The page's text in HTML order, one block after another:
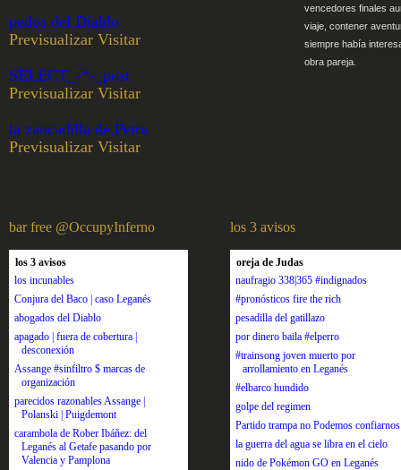
pedos del Diablo
Previsualizar Visitar
SELECT_-*-_post
Previsualizar Visitar
la zancadilla de Petra
Previsualizar Visitar
vencedores finales
viaje, contener
siempre había
obra pareja.
bar free @OccupyInferno
los 3 avisos
los incunables
Conjura del Baco | caso Leganés
abogados del Diablo
apagado | fuera de cobertura |
desconexión
Assange #sinfiltro $ marcas de
organización
parecidos razonables Assange |
Polanski | Puigdemont
carambola de Rober Ibáñez: del
Leganés al Getafe pasando por
Valencia y Pamplona
los 3 avisos
oreja de Judas
naufragio 338|365 #indignados
#pronósticos fire the rich
pesadilla del gatillazo
por dinero baila #elperro
#trainsong joven muerto por
arrollamiento en Leganés
#elbarco hundido
golpe del regimen
Partido trampa no Podemos confiarnos
la guerra del agua se libra en el cielo
nido de Pokémon GO en Leganés